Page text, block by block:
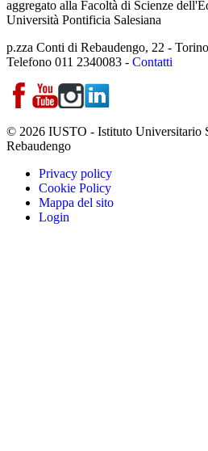
aggregato alla Facoltà di Scienze
Università Pontificia Salesiana
p.zza Conti di Rebaudengo, 22 - Torino
Telefono 011 2340083 - Contatti
© 2026 IUSTO - Istituto Universitario
Rebaudengo
Privacy policy
Cookie Policy
Mappa del sito
Login